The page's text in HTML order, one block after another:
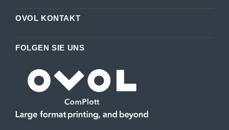
OVOL KONTAKT
FOLGEN SIE UNS